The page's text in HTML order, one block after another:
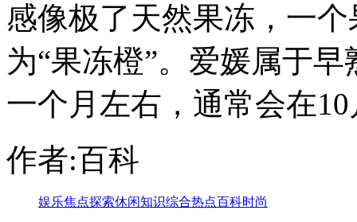
感像极了天然果冻，一
为“果冻橙”。爱媛属于
一个月左右，通常会在
作者:百科
娱乐焦点探索休闲知识综合热点百科时尚